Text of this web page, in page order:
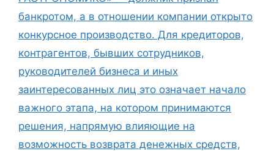
банкротом, а в отношении компании открыто
конкурсное производство. Для кредиторов,
контрагентов, бывших сотрудников,
руководителей бизнеса и иных
заинтересованных лиц это означает начало
важного этапа, на котором принимаются
решения, напрямую влияющие на
возможность возврата денежных средств,